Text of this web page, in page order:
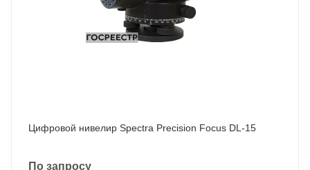
Цифровой нивелир Spectra Precision Focus DL-15
По запросу